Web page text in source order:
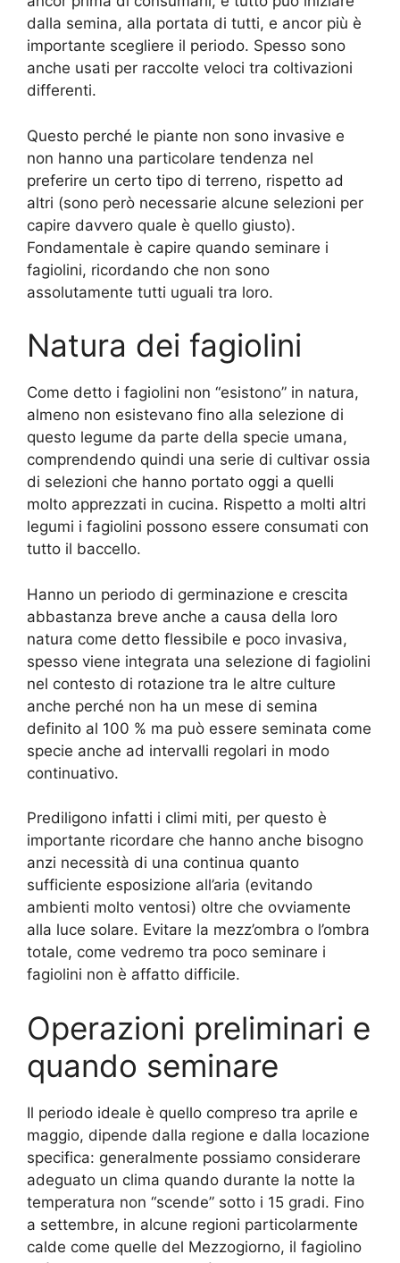
dalla semina, alla portata di tutti, e ancor più è
importante scegliere il periodo. Spesso sono
anche usati per raccolte veloci tra coltivazioni
differenti.
Questo perché le piante non sono invasive e
non hanno una particolare tendenza nel
preferire un certo tipo di terreno, rispetto ad
altri (sono però necessarie alcune selezioni per
capire davvero quale è quello giusto).
Fondamentale è capire quando seminare i
fagiolini, ricordando che non sono
assolutamente tutti uguali tra loro.
Natura dei fagiolini
Come detto i fagiolini non “esistono” in natura,
almeno non esistevano fino alla selezione di
questo legume da parte della specie umana,
comprendendo quindi una serie di cultivar ossia
di selezioni che hanno portato oggi a quelli
molto apprezzati in cucina. Rispetto a molti altri
legumi i fagiolini possono essere consumati con
tutto il baccello.
Hanno un periodo di germinazione e crescita
abbastanza breve anche a causa della loro
natura come detto flessibile e poco invasiva,
spesso viene integrata una selezione di fagiolini
nel contesto di rotazione tra le altre culture
anche perché non ha un mese di semina
definito al 100 % ma può essere seminata come
specie anche ad intervalli regolari in modo
continuativo.
Prediligono infatti i climi miti, per questo è
importante ricordare che hanno anche bisogno
anzi necessità di una continua quanto
sufficiente esposizione all’aria (evitando
ambienti molto ventosi) oltre che ovviamente
alla luce solare. Evitare la mezz’ombra o l’ombra
totale, come vedremo tra poco seminare i
fagiolini non è affatto difficile.
Operazioni preliminari e
quando seminare
Il periodo ideale è quello compreso tra aprile e
maggio, dipende dalla regione e dalla locazione
specifica: generalmente possiamo considerare
adeguato un clima quando durante la notte la
temperatura non “scende” sotto i 15 gradi. Fino
a settembre, in alcune regioni particolarmente
calde come quelle del Mezzogiorno, il fagiolino